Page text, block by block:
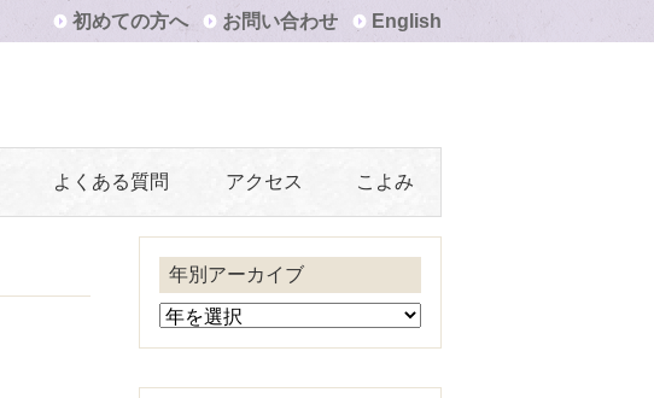
初めての方へ お問い合わせ English
よくある質問 アクセス こよみ
年別アーカイブ